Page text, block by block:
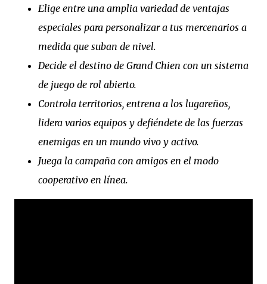
Elige entre una amplia variedad de ventajas
especiales para personalizar a tus mercenarios a
medida que suban de nivel.
Decide el destino de Grand Chien con un sistema
de juego de rol abierto.
Controla territorios, entrena a los lugareños,
lidera varios equipos y defiéndete de las fuerzas
enemigas en un mundo vivo y activo.
Juega la campaña con amigos en el modo
cooperativo en línea.